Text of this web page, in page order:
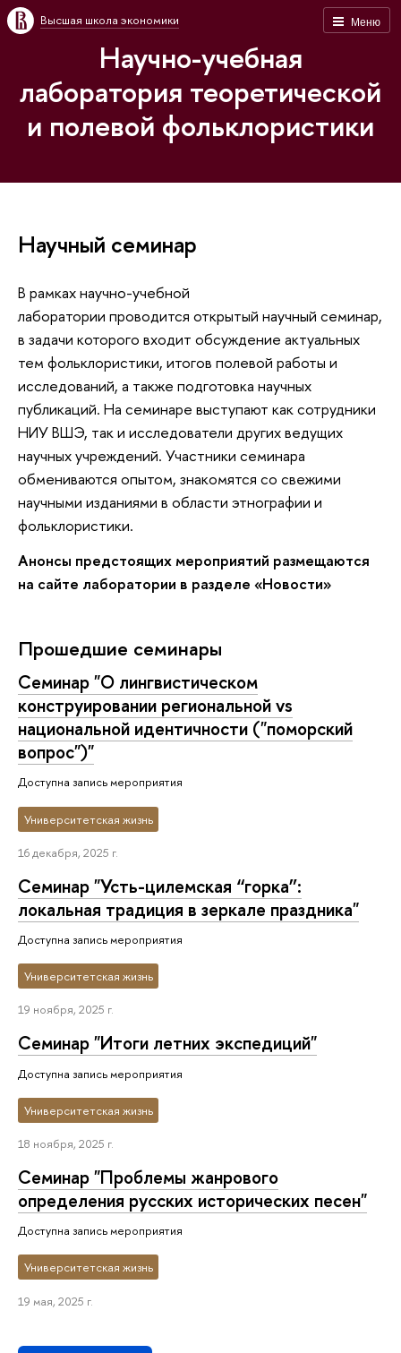
Меню
Высшая школа экономики
Научно-учебная
лаборатория теоретической
и полевой фольклористики
Научный семинар
В рамках научно-учебной
лаборатории проводится открытый научный семинар,
в задачи которого входит обсуждение актуальных
тем фольклористики, итогов полевой работы и
исследований, а также подготовка научных
публикаций. На семинаре выступают как сотрудники
НИУ ВШЭ, так и исследователи других ведущих
научных учреждений. Участники семинара
обмениваются опытом, знакомятся со свежими
научными изданиями в области этнографии и
фольклористики.
Анонсы предстоящих мероприятий размещаются
на сайте лаборатории в разделе «Новости»
Прошедшие семинары
Семинар "О лингвистическом
конструировании региональной vs
национальной идентичности ("поморский
вопрос")"
Доступна запись мероприятия
Университетская жизнь
16 декабря, 2025 г.
Семинар "Усть-цилемская “горка”:
локальная традиция в зеркале праздника"
Доступна запись мероприятия
Университетская жизнь
19 ноября, 2025 г.
Семинар "Итоги летних экспедиций"
Доступна запись мероприятия
Университетская жизнь
18 ноября, 2025 г.
Семинар "Проблемы жанрового
определения русских исторических песен"
Доступна запись мероприятия
Университетская жизнь
19 мая, 2025 г.